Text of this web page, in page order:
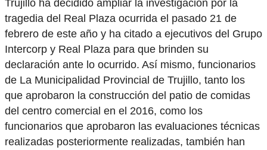
Trujillo ha decidido ampliar la investigación por la
tragedia del Real Plaza ocurrida el pasado 21 de
febrero de este año y ha citado a ejecutivos del Grupo
Intercorp y Real Plaza para que brinden su
declaración ante lo ocurrido. Así mismo, funcionarios
de La Municipalidad Provincial de Trujillo, tanto los
que aprobaron la construcción del patio de comidas
del centro comercial en el 2016, como los
funcionarios que aprobaron las evaluaciones técnicas
realizadas posteriormente realizadas, también han